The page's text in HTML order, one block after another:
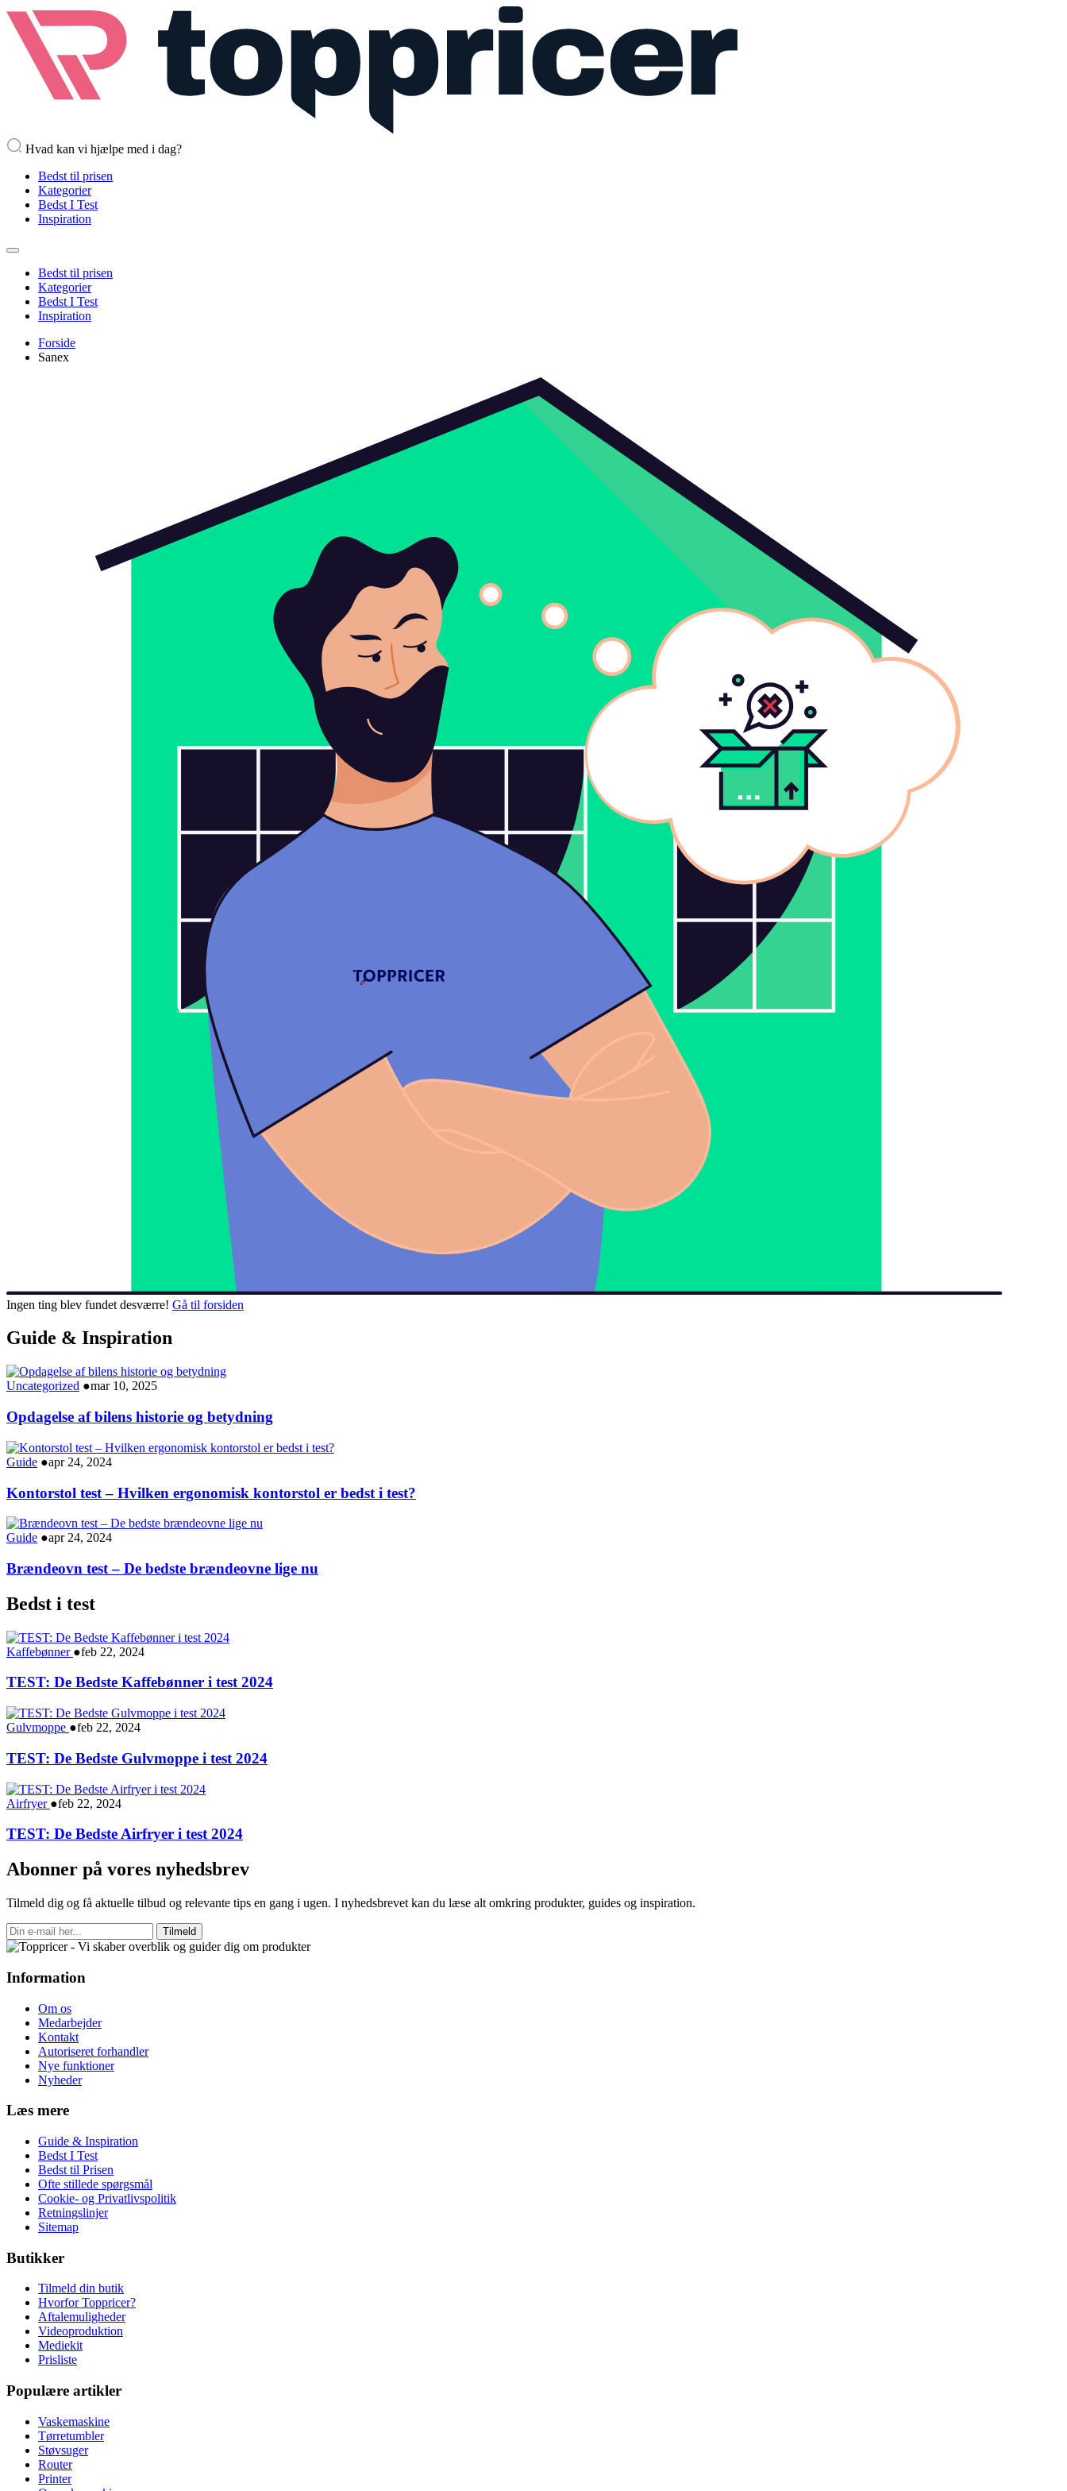
Hvad kan vi hjælpe med i dag?
Bedst til prisen
Kategorier
Bedst I Test
Inspiration
Bedst til prisen
Kategorier
Bedst I Test
Inspiration
Forside
Sanex
Ingen ting blev fundet desværre! Gå til forsiden
Guide & Inspiration
Uncategorized ●mar 10, 2025
Opdagelse af bilens historie og betydning
Guide ●apr 24, 2024
Kontorstol test – Hvilken ergonomisk kontorstol er bedst i test?
Guide ●apr 24, 2024
Brændeovn test – De bedste brændeovne lige nu
Bedst i test
Kaffebønner ●feb 22, 2024
TEST: De Bedste Kaffebønner i test 2024
Gulvmoppe ●feb 22, 2024
TEST: De Bedste Gulvmoppe i test 2024
Airfryer ●feb 22, 2024
TEST: De Bedste Airfryer i test 2024
Abonner på vores nyhedsbrev
Tilmeld dig og få aktuelle tilbud og relevante tips en gang i ugen. I nyhedsbrevet kan du læse alt omkring produkter, guides og inspiration.
Tilmeld
Information
Om os
Medarbejder
Kontakt
Autoriseret forhandler
Nye funktioner
Nyheder
Læs mere
Guide & Inspiration
Bedst I Test
Bedst til Prisen
Ofte stillede spørgsmål
Cookie- og Privatlivspolitik
Retningslinjer
Sitemap
Butikker
Tilmeld din butik
Hvorfor Toppricer?
Aftalemuligheder
Videoproduktion
Mediekit
Prisliste
Populære artikler
Vaskemaskine
Tørretumbler
Støvsuger
Router
Printer